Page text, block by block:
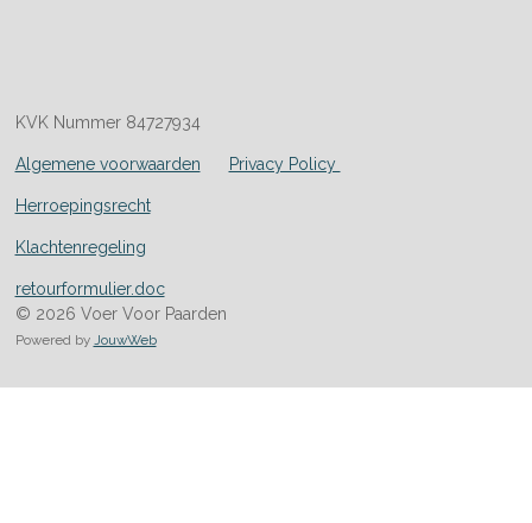
KVK Nummer 84727934
Algemene voorwaarden Privacy Policy
Herroepingsrecht
Klachtenregeling
retourformulier.doc
© 2026 Voer Voor Paarden
Powered by JouwWeb